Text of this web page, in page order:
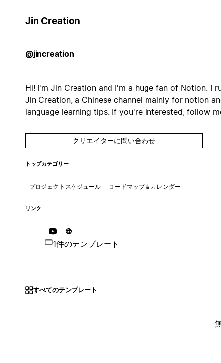
Jin Creation
@jincreation
Hi! I'm Jin Creation and I'm a huge fan of Notion. I
Jin Creation, a Chinese channel mainly for notion
language learning tips. If you're interested, follow
クリエイターに問い合わせ
トップカテゴリー
プロジェクトスケジュール ロードマップ＆カレンダー
リンク
1件のテンプレート
すべてのテンプレート